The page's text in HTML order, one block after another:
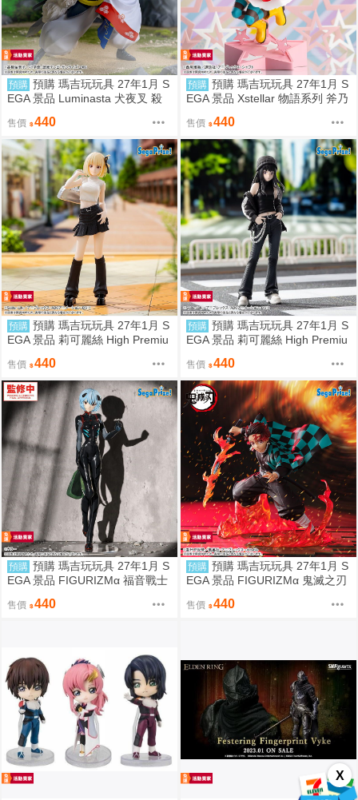
X
預購 預購 瑪吉玩玩具 27年1月 S
EGA 景品 Luminasta 犬夜叉 殺
售價 440
預購 預購 瑪吉玩玩具 27年1月 S
EGA 景品 Xstellar 物語系列 斧乃
售價 440
預購 預購 瑪吉玩玩具 27年1月 S
EGA 景品 莉可麗絲 High Premiu
售價 440
預購 預購 瑪吉玩玩具 27年1月 S
EGA 景品 莉可麗絲 High Premiu
售價 440
預購 預購 瑪吉玩玩具 27年1月 S
EGA 景品 FIGURIZMα 福音戰士
r.
售價 440
預購 預購 瑪吉玩玩具 27年1月 S
EGA 景品 FIGURIZMα 鬼滅之刃
售價 440